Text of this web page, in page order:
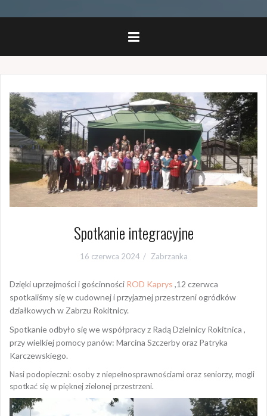
Spotkanie integracyjne
16 czerwca 2024 Zabrzanka
Dzięki uprzejmości i gościnności ROD Kaprys ,12 czerwca
spotkaliśmy się w cudownej i przyjaznej przestrzeni ogródków
działkowych w Zabrzu Rokitnicy.
Spotkanie odbyło się we współpracy z Radą Dzielnicy Rokitnica ,
przy wielkiej pomocy panów: Marcina Szczerby oraz Patryka
Karczewskiego.
Nasi podopieczni: osoby z niepełnosprawnościami oraz seniorzy, mogli
spotkać się w pięknej zielonej przestrzeni.